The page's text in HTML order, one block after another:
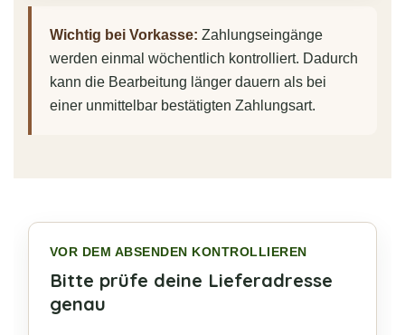
Wichtig bei Vorkasse: Zahlungseingänge
werden einmal wöchentlich kontrolliert. Dadurch
kann die Bearbeitung länger dauern als bei
einer unmittelbar bestätigten Zahlungsart.
VOR DEM ABSENDEN KONTROLLIEREN
Bitte prüfe deine Lieferadresse
genau